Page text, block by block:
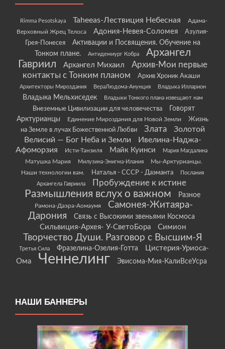
Rimma Pesotskaya Taheeas-Лествиция Небесная
Адама-
Верховный Жрец Телоса
Адония-Невея-Соломея
Азулия-
Грея-Понесея
Активации и Посвящения. Обучение на
Тонком плане.
Антидемиург Кобра
Архангел
Гавриил
Архангел Михаил
Архив-Мои первые
контакты с Тонким планом
Архив Хроник Акаши
Архитекторы Мироздания ВераЛюдома-Анунция Владыка Илларион
Владыка Мельхиседек Владыки Тонкого плана извещают нам
Внеземные Цивилизации для человечества
Говорят
Арктурианцы
Единение Мироздания для Новой Земли
Жизнь
на Земле в лучах Божественной Любви
Злата
Золотой
Велисий — Бог Неба и Земли
Ивелина-Наджа-
Афоморзия
Исти-Танзиля Майк Куинси Мария Магдалина
Матушка Мария Милузина-Энигма-Илания
Мы-Арктурианцы.
Наши технологии вам.
Наталья - СССР - Даэманта
Послания
Архангела Гавриила
Пробуждение к истине
Размышления вслух о важном Разное
Рамона-Даэра-Аомаумя
Самонея-Житаяра-
Дарония
Связь с Высокими звеньями Космоса
Сильвиция-Архея- У-СветоБора Симион
Творчество Души. Разговор с Высшим-Я
Третья Сила Фразелина-Озелия-Готта
Цистерия-Уриоса-
Ома
Ченнелинг Эвисома-Мия-КалиВсеУсра
НАШИ БАННЕРЫ